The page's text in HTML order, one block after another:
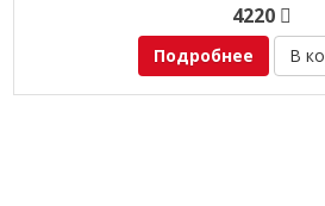
4220
Подробнее В